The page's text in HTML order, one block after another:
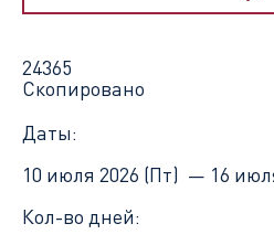
24365
Скопировано
Даты:
10 июля 2026 (Пт) — 16
Кол-во дней: